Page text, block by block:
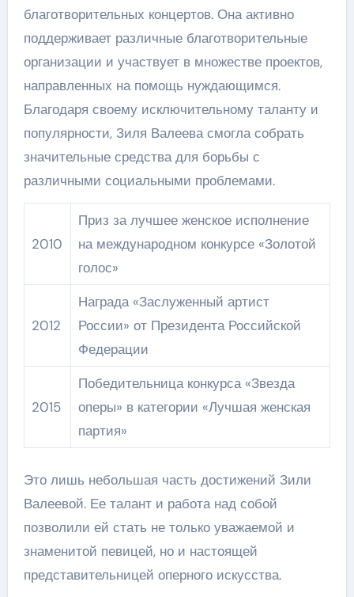
благотворительных концертов. Она активно
поддерживает различные благотворительные
организации и участвует в множестве проектов,
направленных на помощь нуждающимся.
Благодаря своему исключительному таланту и
популярности, Зиля Валеева смогла собрать
значительные средства для борьбы с
различными социальными проблемами.
2010
Приз за лучшее женское исполнение
на международном конкурсе «Золотой
голос»
2012
Награда «Заслуженный артист
России» от Президента Российской
Федерации
2015
Победительница конкурса «Звезда
оперы» в категории «Лучшая женская
партия»
Это лишь небольшая часть достижений Зили
Валеевой. Ее талант и работа над собой
позволили ей стать не только уважаемой и
знаменитой певицей, но и настоящей
представительницей оперного искусства.